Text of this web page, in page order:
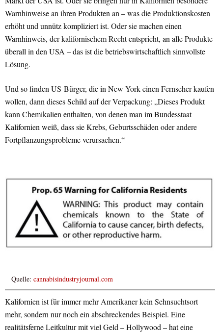
Warnhinweise an ihren Produkten an – was die Produktionskosten
erhöht und unnütz kompliziert ist. Oder sie machen einen
Warnhinweis, der kalifornischem Recht entspricht, an alle Produkte
überall in den USA – das ist die betriebswirtschaftlich sinnvollste
Lösung.
Und so finden US-Bürger, die in New York einen Fernseher kaufen
wollen, dann dieses Schild auf der Verpackung: „Dieses Produkt
kann Chemikalien enthalten, von denen man im Bundesstaat
Kalifornien weiß, dass sie Krebs, Geburtsschäden oder andere
Fortpflanzungsprobleme verursachen.“
Quelle: cannabisindustryjournal.com
Kalifornien ist für immer mehr Amerikaner kein Sehnsuchtsort
mehr, sondern nur noch ein abschreckendes Beispiel. Eine
realitätsferne Leitkultur mit viel Geld – Hollywood – hat eine